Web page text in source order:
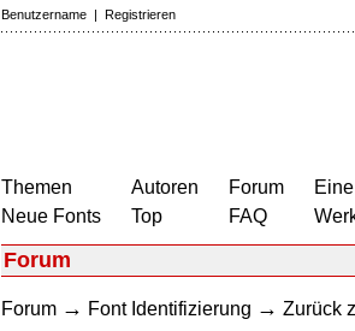
Benutzername | Registrieren
Themen
Neue Fonts
Autoren
Top
Forum
FAQ
Forum
Forum → Font Identifizierung → Zurück